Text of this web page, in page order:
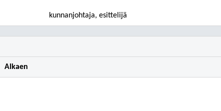
kunnanjohtaja, esittelijä
Alkaen